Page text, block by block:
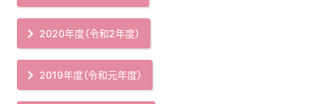
2020年度（令和2年度）
2019年度（令和元年度）